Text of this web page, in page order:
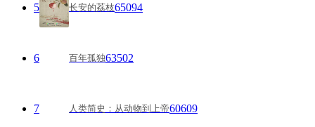
5 长安的荔枝65094
6 百年孤独63502
7 人类简史：从动物到上帝60609